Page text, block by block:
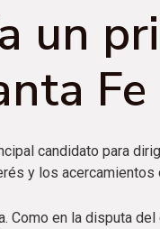
un
Fe
candidato para
y los acercamientos
Como en la disputa